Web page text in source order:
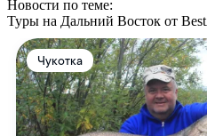
Новости по теме:
Туры на Дальний Восток от